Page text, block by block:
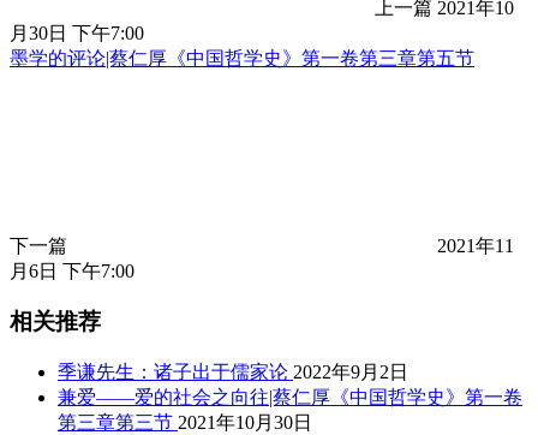
上一篇 2021年10
月30日 下午7:00
墨学的评论|蔡仁厚《中国哲学史》第一卷第三章第五节
下一篇
2021年11
月6日 下午7:00
相关推荐
季谦先生：诸子出于儒家论 2022年9月2日
兼爱——爱的社会之向往|蔡仁厚《中国哲学史》第一卷
第三章第三节 2021年10月30日